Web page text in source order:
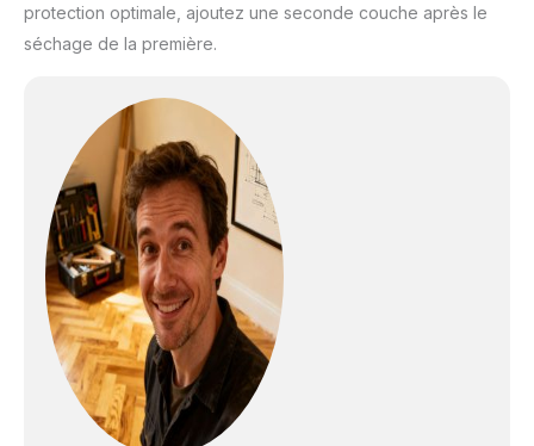
protection optimale, ajoutez une seconde couche après le
séchage de la première.